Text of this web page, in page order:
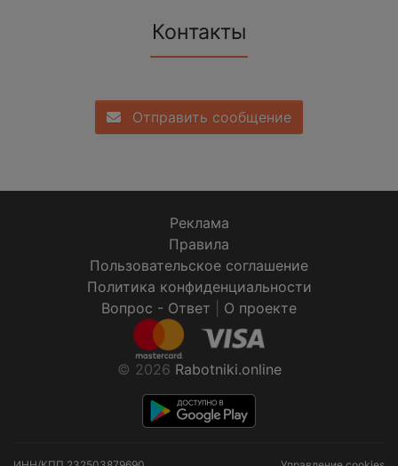
Контакты
Отправить сообщение
Реклама
Правила
Пользовательское соглашение
Политика конфиденциальности
Вопрос - Ответ
О проекте
© 2026 Rabotniki.online